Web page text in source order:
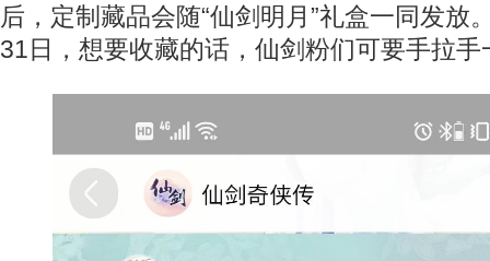
后，定制藏品会随“仙剑明月”礼盒一同发放
31日，想要收藏的话，仙剑粉们可要手拉手